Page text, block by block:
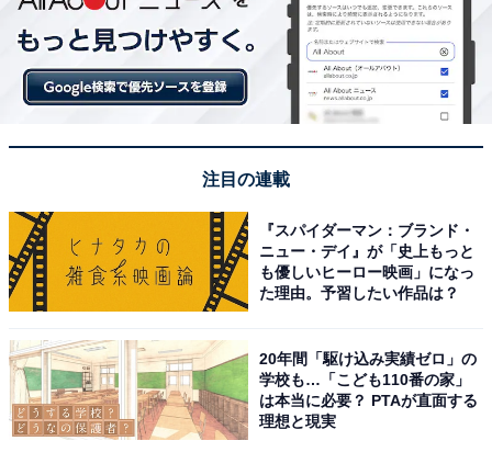
注目の連載
『スパイダーマン：ブランド・
ニュー・デイ』が「史上もっと
も優しいヒーロー映画」になっ
た理由。予習したい作品は？
20年間「駆け込み実績ゼロ」の
学校も…「こども110番の家」
は本当に必要？ PTAが直面する
理想と現実